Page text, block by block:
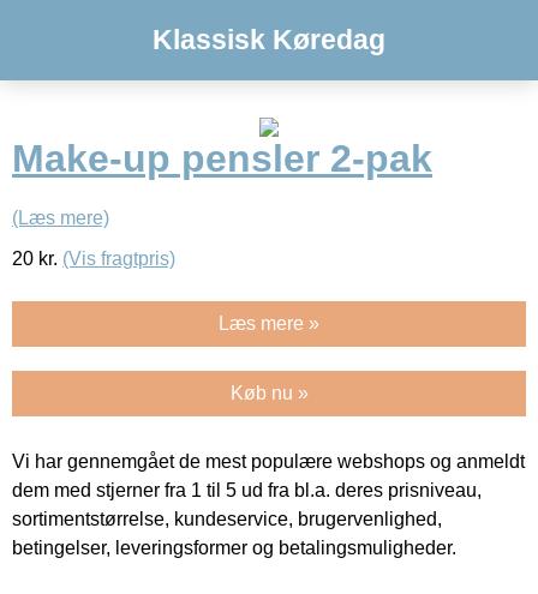
Klassisk Køredag
Make-up pensler 2-pak
(Læs mere)
20 kr. (Vis fragtpris)
Læs mere »
Køb nu »
Vi har gennemgået de mest populære webshops og anmeldt
dem med stjerner fra 1 til 5 ud fra bl.a. deres prisniveau,
sortimentstørrelse, kundeservice, brugervenlighed,
betingelser, leveringsformer og betalingsmuligheder.